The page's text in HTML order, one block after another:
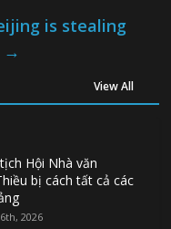
is stealing
→
View All
Hội Nhà văn
bị cách tất cả các
2026